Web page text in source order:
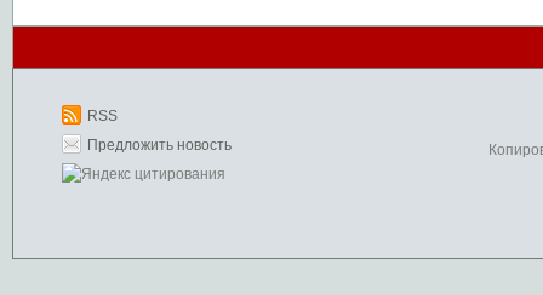
RSS
Предложить новость